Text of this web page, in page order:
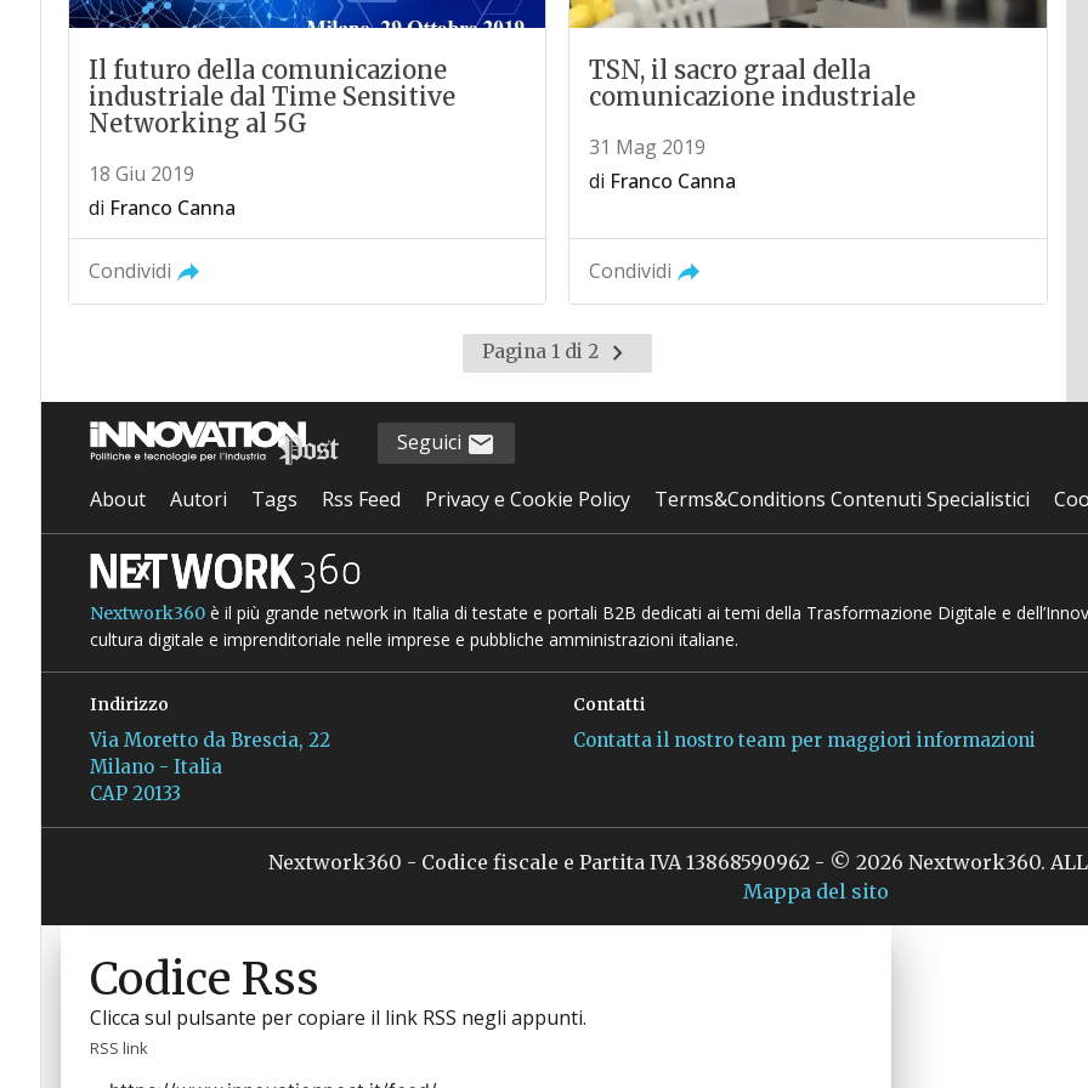
Il futuro della comunicazione
industriale dal Time Sensitive
Networking al 5G
18 Giu 2019
di Franco Canna
Condividi
TSN, il sacro graal della
comunicazione industriale
31 Mag 2019
di Franco Canna
Condividi
Pagina 1 di 2
Pagina
successiva
Seguici
About Autori Tags Rss Feed Privacy e Cookie Policy Terms&Conditions Contenuti Specialistici
Nextwork360è il più grande network in Italia di testate e portali B2B dedicati ai temi della Trasformazione Digitale e
cultura digitale e imprenditoriale nelle imprese e pubbliche amministrazioni italiane.
Indirizzo
Via Moretto da Brescia, 22
Milano - Italia
CAP 20133
Contatti
Contatta il nostro team per maggiori informazioni
Nextwork360 - Codice fiscale e Partita IVA 13868590962 - © 2026 Nextwork360. ALL
Mappa del sito
Codice Rss
Clicca sul pulsante per copiare il link RSS negli appunti.
RSS link